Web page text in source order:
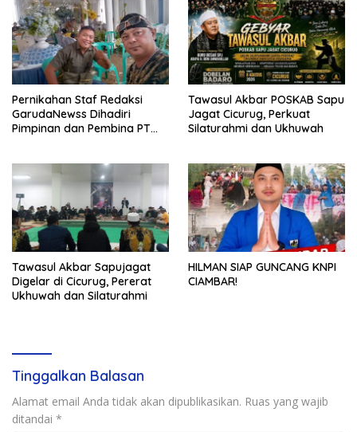
Pernikahan Staf Redaksi
GarudaNewss Dihadiri
Pimpinan dan Pembina PT
Tawasul Akbar POSKAB Sapu
Jagat Cicurug, Perkuat
Silaturahmi dan Ukhuwah
Tawasul Akbar Sapujagat
Digelar di Cicurug, Pererat
Ukhuwah dan Silaturahmi
HILMAN SIAP GUNCANG KNPI
CIAMBAR!
Tinggalkan Balasan
Alamat email Anda tidak akan dipublikasikan. Ruas yang wajib
ditandai *